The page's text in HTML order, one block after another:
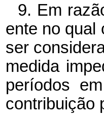
9. Em
ente no qual
ser
medida
períodos
contribuição